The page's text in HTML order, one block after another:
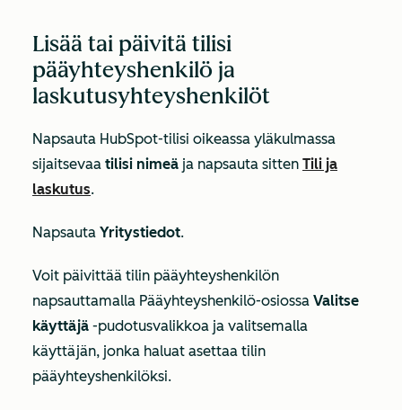
Lisää tai päivitä tilisi
pääyhteyshenkilö ja
laskutusyhteyshenkilöt
Napsauta HubSpot-tilisi oikeassa yläkulmassa
sijaitsevaa tilisi nimeä ja napsauta sitten Tili ja
laskutus.
Napsauta Yritystiedot.
Voit päivittää tilin pääyhteyshenkilön
napsauttamalla Pääyhteyshenkilö-osiossa Valitse
käyttäjä -pudotusvalikkoa ja valitsemalla
käyttäjän, jonka haluat asettaa tilin
pääyhteyshenkilöksi.